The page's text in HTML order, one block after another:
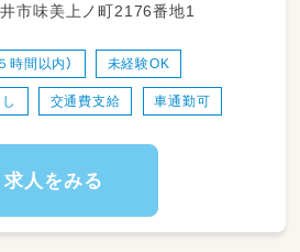
市味美上ノ町2176番地1
時間以内） 未経験OK
交通費支給 車通勤可
求人をみる